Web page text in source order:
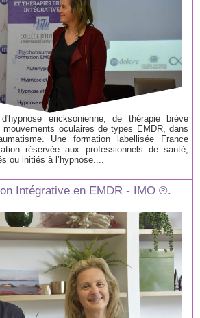
d'hypnose ericksonienne, de thérapie brève
oculaires de types EMDR, dans
Une formation labellisée France
réservée aux professionnels de santé,
ou initiés à l’hypnose....
Intégrative en EMDR - IMO ®.